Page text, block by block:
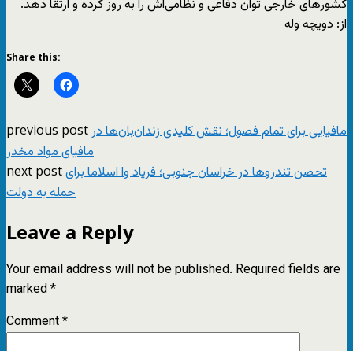
کشورهای خارجی توان دفاعی و نظامی‌اش را به روز کرده و ارتقا دهد.
از: دویچه وله
Share this:
previous post مافیایی برای تمام فصول؛ نقش کلیدی زندان‌بان‌ها در
مافیای مواد مخدر
next postتحصن تندروها در خراسان جنوبی؛ فریاد وا اسلاما برای
حمله به دولت
Leave a Reply
Your email address will not be published. Required fields are
marked*
Comment*